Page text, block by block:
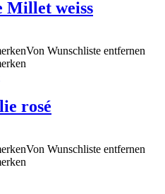
Millet weiss
Von Wunschliste entfernen
rosé
Von Wunschliste entfernen